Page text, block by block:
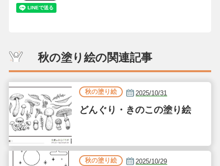
秋の塗り絵の関連記事
秋の塗り絵 2025/10/31
どんぐり・きのこの塗り絵
秋の塗り絵 2025/10/29